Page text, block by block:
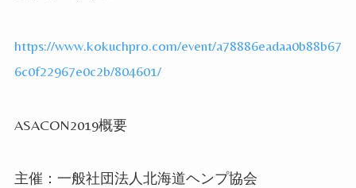
https://www.kokuchpro.com/event/a78886eadaa0b88b67
6c0f22967e0c2b/804601/
ASACON2019概要
主催：一般社団法人北海道ヘンプ協会